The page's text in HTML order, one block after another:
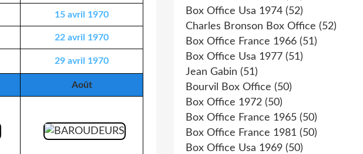
15 avril 1970
22 avril 1970
29 avril 1970
Août
Box Office Usa 1974 (52)
Charles Bronson Box Office (52)
Box Office France 1966 (51)
Box Office Usa 1977 (51)
Jean Gabin (51)
Bourvil Box Office (50)
Box Office 1972 (50)
Box Office France 1965 (50)
Box Office France 1981 (50)
Box Office Usa 1969 (50)